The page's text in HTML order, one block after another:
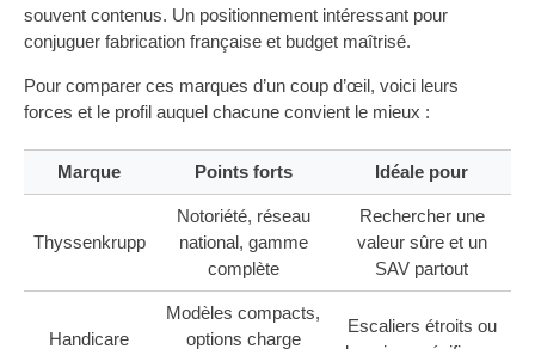
souvent contenus. Un positionnement intéressant pour
conjuguer fabrication française et budget maîtrisé.
Pour comparer ces marques d’un coup d’œil, voici leurs
forces et le profil auquel chacune convient le mieux :
Marque Points forts Idéale pour
Thyssenkrupp
Notoriété, réseau
national, gamme
complète
Rechercher une
valeur sûre et un
SAV partout
Handicare
Modèles compacts,
options charge
Escaliers étroits ou